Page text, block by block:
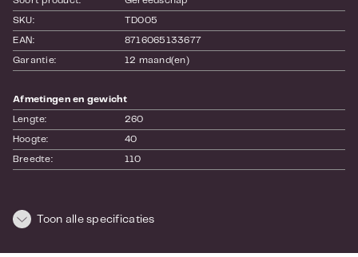
SKU: TD005
EAN: 8716065133677
Garantie: 12 maand(en)
Afmetingen en gewicht
Lengte: 260
Hoogte: 40
Breedte: 110
Toon alle specificaties